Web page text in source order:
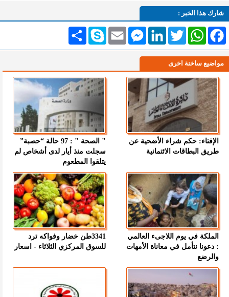
شارك هذا الخبر :
انشر Skype Email
MessengerLinkedInTwitterWhatsAppFacebook
مواضيع ساخنة اخرى
الإفتاء: حكم شراء الأضحية عن
طريق البطاقات الائتمانية
" الصحة " : 97 حالة “حصبة”
سجلت منذ أيار لدى أشخاص لم
يتلقوا المطعوم
الملكة في يوم اللاجىء العالمي
: دعونا نتأمل في معاناة الأمهات
والرضع
3341طن خضار وفواكه ترد
للسوق المركزي الثلاثاء - اسعار